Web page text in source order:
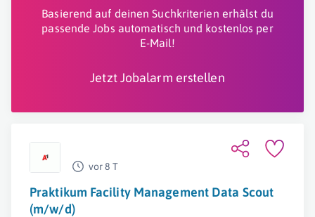
Basierend auf deinen Suchkriterien erhälst du
passende Jobs automatisch und kostenlos per
E-Mail!
Jetzt Jobalarm erstellen
vor 8 T
Praktikum Facility Management Data Scout
(m/w/d)